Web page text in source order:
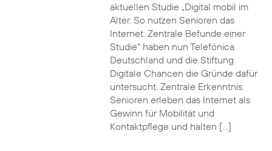
aktuellen Studie „Digital mobil im
Alter. So nutzen Senioren das
Internet. Zentrale Befunde einer
Studie“ haben nun Telefónica
Deutschland und die Stiftung
Digitale Chancen die Gründe dafür
untersucht. Zentrale Erkenntnis:
Senioren erleben das Internet als
Gewinn für Mobilität und
Kontaktpflege und halten […]